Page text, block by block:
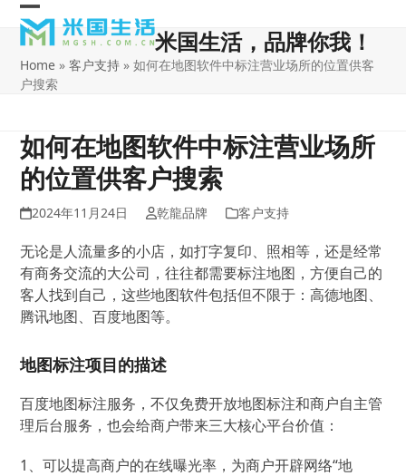
Skip
content
Open
mobile
menu
Close
mobile
menu
米国生活，品牌你我！
Home »客户支持 »如何在地图软件中标注营业场所的位置供客
户搜索
如何在地图软件中标注营业场所
的位置供客户搜索
2024年11月24日 乾龍品牌 客户支持
无论是人流量多的小店，如打字复印、照相等，还是经常
有商务交流的大公司，往往都需要标注地图，方便自己的
客人找到自己，这些地图软件包括但不限于：高德地图、
腾讯地图、百度地图等。
地图标注项目的描述
百度地图标注服务，不仅免费开放地图标注和商户自主管
理后台服务，也会给商户带来三大核心平台价值：
1、可以提高商户的在线曝光率，为商户开辟网络“地